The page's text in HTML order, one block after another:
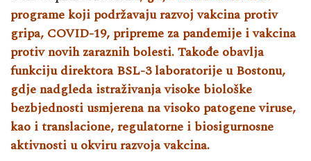
programe koji podržavaju razvoj vakcina protiv
gripa, COVID-19, pripreme za pandemije i vakcina
protiv novih zaraznih bolesti. Takođe obavlja
funkciju direktora BSL-3 laboratorije u Bostonu,
gdje nadgleda istraživanja visoke biološke
bezbjednosti usmjerena na visoko patogene viruse,
kao i translacione, regulatorne i biosigurnosne
aktivnosti u okviru razvoja vakcina.